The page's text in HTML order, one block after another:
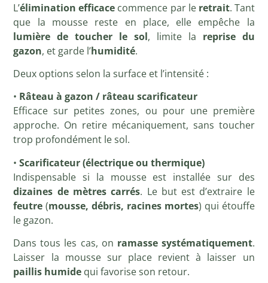
L’élimination efficace commence par le retrait. Tant
que la mousse reste en place, elle empêche la
lumière de toucher le sol, limite la reprise du
gazon, et garde l’humidité.
Deux options selon la surface et l’intensité :
• Râteau à gazon / râteau scarificateur
Efficace sur petites zones, ou pour une première
approche. On retire mécaniquement, sans toucher
trop profondément le sol.
•Scarificateur (électrique ou thermique)
Indispensable si la mousse est installée sur des
dizaines de mètres carrés. Le but est d’extraire le
feutre (mousse, débris, racines mortes) qui étouffe
le gazon.
Dans tous les cas, on ramasse systématiquement.
Laisser la mousse sur place revient à laisser un
paillis humide qui favorise son retour.